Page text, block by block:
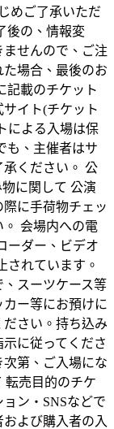
めご了承いただ
後の、情報変
せんので、ご注
場合、最後のお
記載のチケット
イト(チケット
による入場は保
も、主催者はサ
ください。 公
に関して 公演
に手荷物チェッ
会場内への電
ーダー、ビデオ
されています。
スーツケース等
ー等にお預けに
さい。持ち込み
に従ってくださ
第、ご入場にな
転売目的のチケ
ン・SNSなどで
よび購入者の入